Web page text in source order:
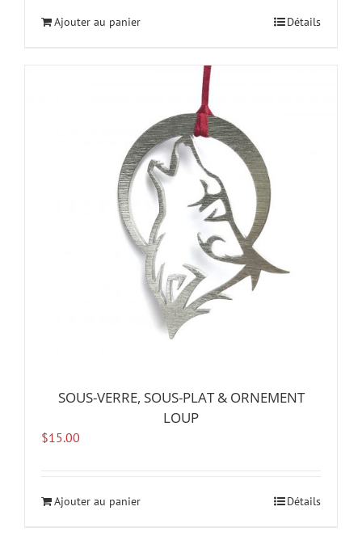
Ajouter au panier Détails
SOUS-VERRE, SOUS-PLAT & ORNEMENT
LOUP
$15.00
Ajouter au panier Détails